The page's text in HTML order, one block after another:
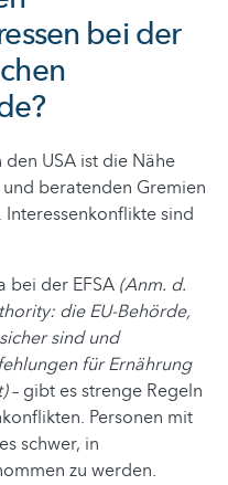
bei der
USA ist die Nähe
beratenden Gremien
sind
bei der EFSA (Anm. d.
die EU-Behörde,
sind und
für Ernährung
– gibt es strenge Regeln
Personen mit
schwer, in
zu werden.